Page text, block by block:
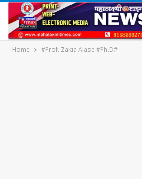
Home #Prof. Zakia Alase #Ph.D#